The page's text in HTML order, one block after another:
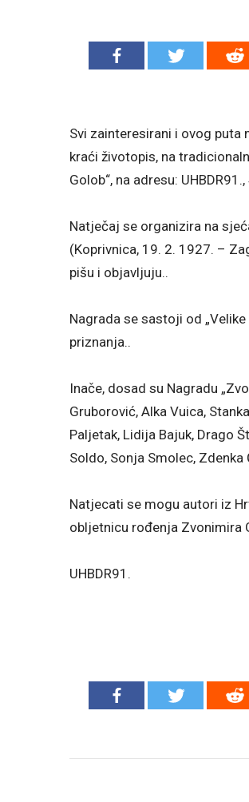
Svi zainteresirani i ovog puta
kraći životopis, na
Golob“, na adresu:
Natječaj se organizira na
(Koprivnica, 19. 2. 1927. –
pišu i objavljuju..
Nagrada se sastoji od
priznanja..
Inače, dosad su Nagradu
Gruborović, Alka Vuica,
Paljetak, Lidija Bajuk, Drago
Soldo, Sonja Smolec,
Natjecati se mogu autori iz
obljetnicu rođenja Zvonimira
UHBDR91.